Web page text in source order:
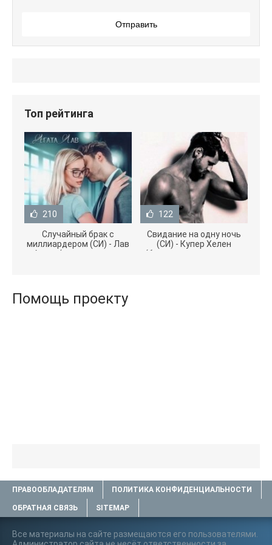
Отправить
Топ рейтинга
210
Случайный брак с
миллиардером (СИ) - Лав
Агата (полная версия
122
Свидание на одну ночь
(СИ) - Купер Хелен
(бесплатные серии книг
Помощь проекту
ПРАВООБЛАДАТЕЛЯМ ПОЛИТИКА КОНФИДЕНЦИАЛЬНОСТИ
ОБРАТНАЯ СВЯЗЬ SITEMAP
Все материалы на сайте размещаются его пользователями.